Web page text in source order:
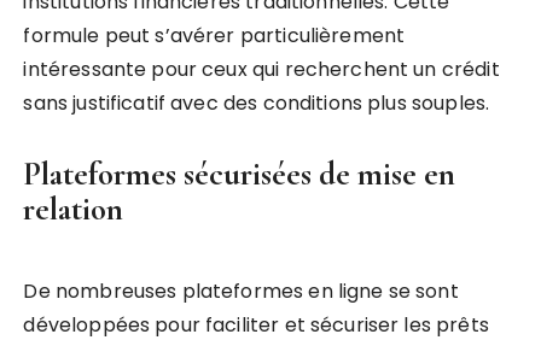
formule peut s’avérer particulièrement
intéressante pour ceux qui recherchent un crédit
sans justificatif avec des conditions plus souples.
Plateformes sécurisées de mise en
relation
De nombreuses plateformes en ligne se sont
développées pour faciliter et sécuriser les prêts